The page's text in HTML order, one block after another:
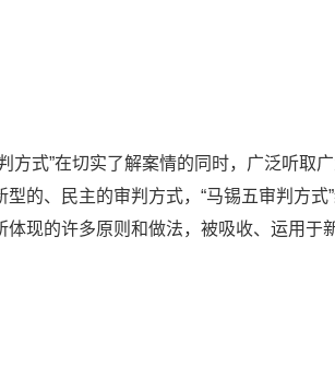
方式”在切实了解案情的同时，广泛听
型的、民主的审判方式，“马锡五审判方
现的许多原则和做法，被吸收、运用于